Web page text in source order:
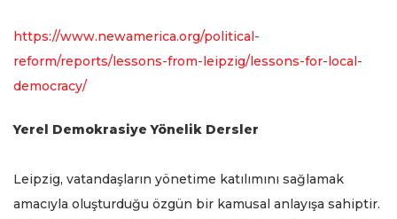
https://www.newamerica.org/political-
reform/reports/lessons-from-leipzig/lessons-for-local-
democracy/
Yerel Demokrasiye Yönelik Dersler
Leipzig, vatandaşların yönetime katılımını sağlamak
amacıyla oluşturduğu özgün bir kamusal anlayışa sahiptir.